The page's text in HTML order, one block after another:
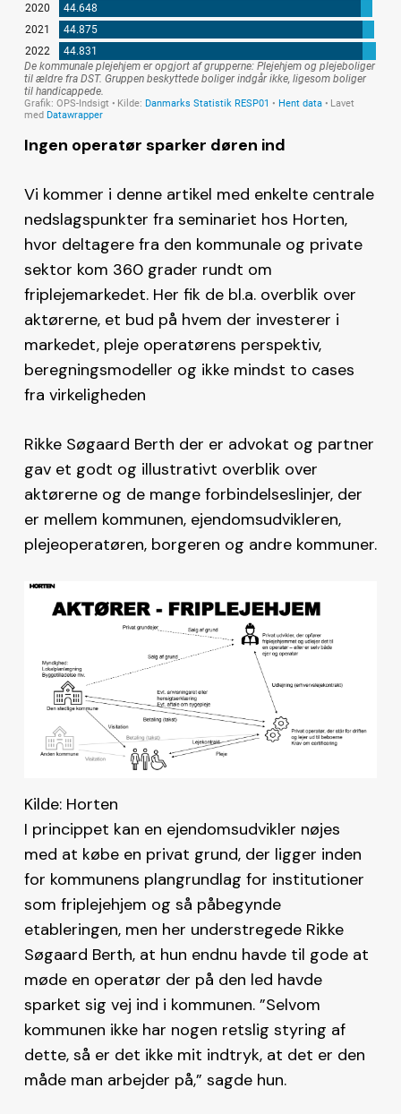
Ingen operatør sparker døren ind
Vi kommer i denne artikel med enkelte centrale
nedslagspunkter fra seminariet hos Horten,
hvor deltagere fra den kommunale og private
sektor kom 360 grader rundt om
friplejemarkedet. Her fik de bl.a. overblik over
aktørerne, et bud på hvem der investerer i
markedet, pleje operatørens perspektiv,
beregningsmodeller og ikke mindst to cases
fra virkeligheden
Rikke Søgaard Berth der er advokat og partner
gav et godt og illustrativt overblik over
aktørerne og de mange forbindelseslinjer, der
er mellem kommunen, ejendomsudvikleren,
plejeoperatøren, borgeren og andre kommuner.
Kilde: Horten
I princippet kan en ejendomsudvikler nøjes
med at købe en privat grund, der ligger inden
for kommunens plangrundlag for institutioner
som friplejehjem og så påbegynde
etableringen, men her understregede Rikke
Søgaard Berth, at hun endnu havde til gode at
møde en operatør der på den led havde
sparket sig vej ind i kommunen. ”Selvom
kommunen ikke har nogen retslig styring af
dette, så er det ikke mit indtryk, at det er den
måde man arbejder på,” sagde hun.